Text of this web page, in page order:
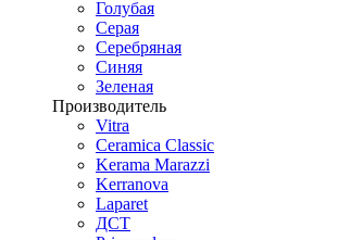
Голубая
Серая
Серебряная
Синяя
Зеленая
Производитель
Vitra
Ceramica Classic
Kerama Marazzi
Kerranova
Laparet
ДСТ